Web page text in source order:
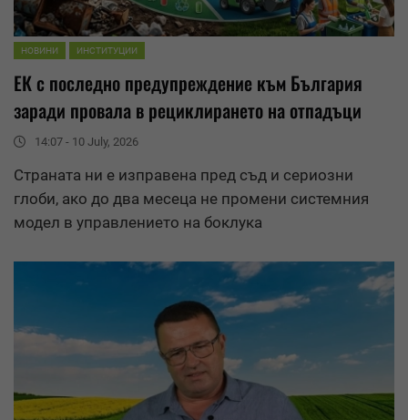
НОВИНИ ИНСТИТУЦИИ
ЕК с последно предупреждение към България
заради провала в рециклирането на отпадъци
14:07 - 10 July, 2026
Страната ни е изправена пред съд и сериозни
глоби, ако до два месеца не промени системния
модел в управлението на боклука